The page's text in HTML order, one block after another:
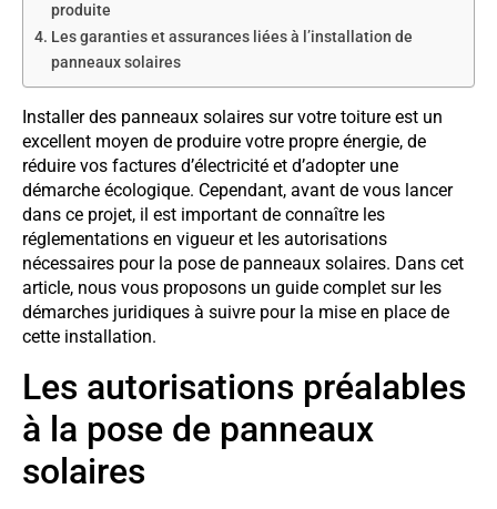
produite
Les garanties et assurances liées à l’installation de
panneaux solaires
Installer des panneaux solaires sur votre toiture est un
excellent moyen de produire votre propre énergie, de
réduire vos factures d’électricité et d’adopter une
démarche écologique. Cependant, avant de vous lancer
dans ce projet, il est important de connaître les
réglementations en vigueur et les autorisations
nécessaires pour la pose de panneaux solaires. Dans cet
article, nous vous proposons un guide complet sur les
démarches juridiques à suivre pour la mise en place de
cette installation.
Les autorisations préalables
à la pose de panneaux
solaires